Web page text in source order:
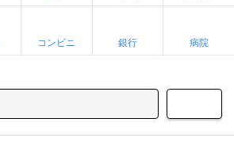
コンビニ 銀行 病院